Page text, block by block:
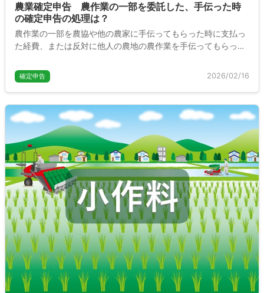
農業確定申告 農作業の一部を委託した、手伝った時
の確定申告の処理は？
農作業の一部を農協や他の農家に手伝ってもらった時に支払っ
た経費、または反対に他人の農地の農作業を手伝ってもらった
のでしょうか。ここでは農作業受託業務の確定申告について説
明します。
確定申告 2026/02/16